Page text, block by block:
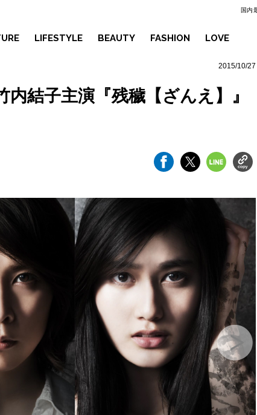
国内
LIFESTYLE BEAUTY FASHION LOVE
2015/10/27
結子主演『残穢【ざんえ】』